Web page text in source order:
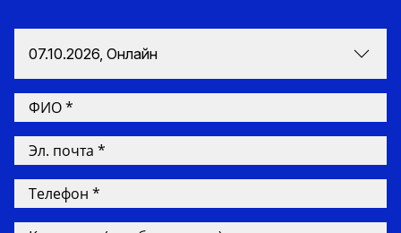
07.10.2026, Онлайн